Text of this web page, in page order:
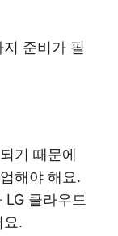
준비가 필
기 때문에
해야 해요.
클라우드
요.